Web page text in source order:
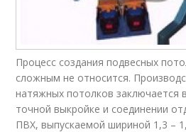
Процесс создания подвесных
сложным не относится.
натяжных потолков заключается
точной выкройке и соединении
ПВХ, выпускаемой шириной 1,3 –